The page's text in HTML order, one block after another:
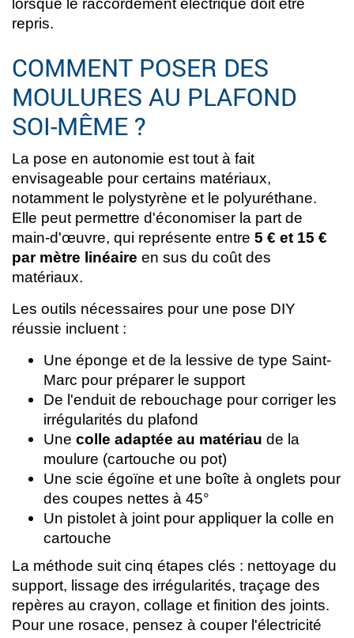
lorsque le raccordement électrique doit être
repris.
COMMENT POSER DES
MOULURES AU PLAFOND
SOI-MÊME ?
La pose en autonomie est tout à fait
envisageable pour certains matériaux,
notamment le polystyrène et le polyuréthane.
Elle peut permettre d'économiser la part de
main-d'œuvre, qui représente entre 5 € et 15 €
par mètre linéaire en sus du coût des
matériaux.
Les outils nécessaires pour une pose DIY
réussie incluent :
Une éponge et de la lessive de type Saint-
Marc pour préparer le support
De l'enduit de rebouchage pour corriger les
irrégularités du plafond
Une colle adaptée au matériau de la
moulure (cartouche ou pot)
Une scie égoïne et une boîte à onglets pour
des coupes nettes à 45°
Un pistolet à joint pour appliquer la colle en
cartouche
La méthode suit cinq étapes clés : nettoyage du
support, lissage des irrégularités, traçage des
repères au crayon, collage et finition des joints.
Pour une rosace, pensez à couper l'électricité